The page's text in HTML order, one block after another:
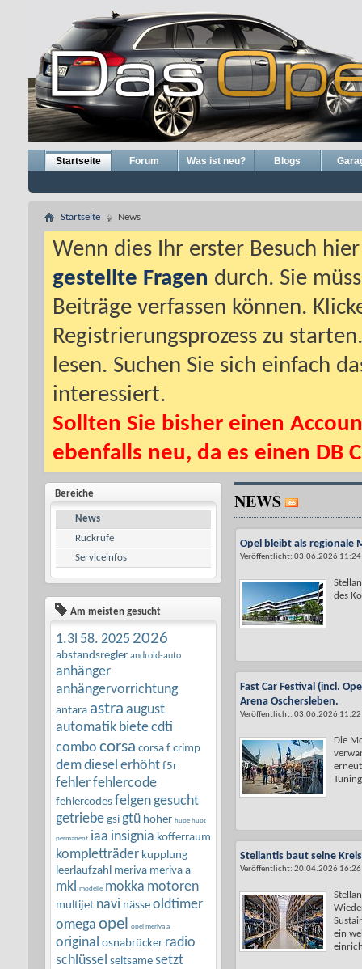
Startseite Forum Was ist neu? Blogs
Startseite News
Wenn dies Ihr erster Besuch
gestellte Fragen durch. Sie
Beiträge verfassen können.
Registrierungsprozess zu
lesen. Suchen Sie sich einfach
interessiert.
Sollten Sie bisher einen
ebenfalls neu, da es einen DB
Bereiche
News
Rückrufe
Serviceinfos
Am meisten gesucht
1.3l 58. 2025 2026
abstandsregler android-auto
anhänger
anhängervorrichtung
antara astra august
automatik bietecdti
combo corsa corsa f crimp
demdiesel erhöht f5r
fehlerfehlercode
fehlercodes felgen gesucht
getriebe gsi gtü hoher hupe hupt
permanent iaa insignia kofferraum
kompletträder kupplung
leerlaufzahl meriva meriva a
mkl modelle mokka motoren
multijet navi nässe oldtimer
omega opel opel meriva a
original osnabrücker radio
schlüssel seltsame setzt
NEWS
Opel bleibt als regionale
Veröffentlicht: 03.06.2026 11:24
des
Fast Car Festival (incl.
Arena Oschersleben.
Veröffentlicht: 03.06.2026 11:22
Die
Stellantis baut seine
Veröffentlicht: 20.04.2026 16:26
ein